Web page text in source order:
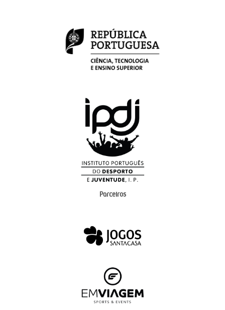
Parceiros